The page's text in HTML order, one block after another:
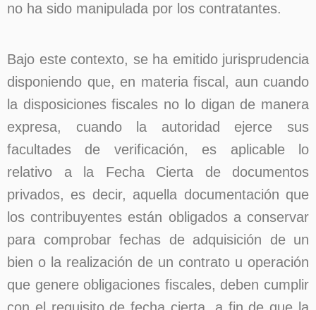
no ha sido manipulada por los contratantes.
Bajo este contexto, se ha emitido jurisprudencia
disponiendo que, en materia fiscal, aun cuando
la disposiciones fiscales no lo digan de manera
expresa, cuando la autoridad ejerce sus
facultades de verificación, es aplicable lo
relativo a la Fecha Cierta de documentos
privados, es decir, aquella documentación que
los contribuyentes están obligados a conservar
para comprobar fechas de adquisición de un
bien o la realización de un contrato u operación
que genere obligaciones fiscales, deben cumplir